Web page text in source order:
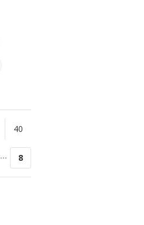
40
... 8